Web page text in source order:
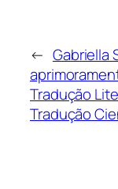
← Gabriella
Tradução
Tradução